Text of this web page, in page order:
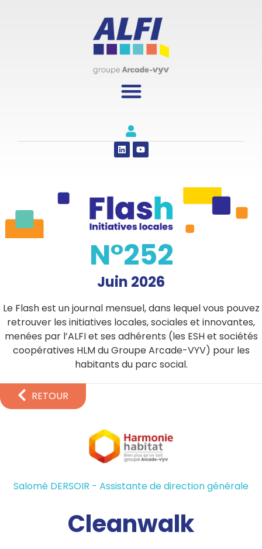
N°252
Juin 2026
Le Flash est un journal mensuel, dans lequel vous pouvez
retrouver les initiatives locales, sociales et innovantes,
menées par l’ALFI et ses adhérents (les ESH et sociétés
coopératives HLM du Groupe Arcade-VYV) pour les
habitants du parc social.
RETOUR
Salomé DERSOIR - Assistante de direction générale
Cleanwalk